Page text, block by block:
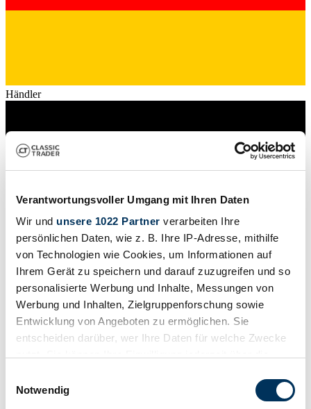
Verantwortungsvoller Umgang mit Ihren Daten
Wir und unsere 1022 Partner verarbeiten Ihre
persönlichen Daten, wie z. B. Ihre IP-Adresse, mithilfe
von Technologien wie Cookies, um Informationen auf
Ihrem Gerät zu speichern und darauf zuzugreifen und so
personalisierte Werbung und Inhalte, Messungen von
Werbung und Inhalten, Zielgruppenforschung sowie
Entwicklung von Angeboten zu ermöglichen. Sie
entscheiden darüber, wer Ihre Daten für welche Zwecke
Trigger Symbol ändern oder widerrufen
Notwendig
Händler
Händler